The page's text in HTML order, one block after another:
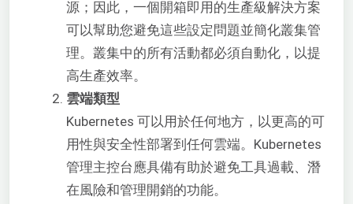
源；因此，一個開箱即用的生產級解決方案
可以幫助您避免這些設定問題並簡化叢集管
理。叢集中的所有活動都必須自動化，以提
高生產效率。
雲端類型
Kubernetes 可以用於任何地方，以更高的可
用性與安全性部署到任何雲端。Kubernetes
管理主控台應具備有助於避免工具過載、潛
在風險和管理開銷的功能。